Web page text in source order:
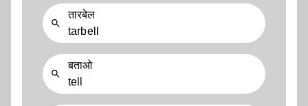
तारबेल
tarbell
बताओ
tell